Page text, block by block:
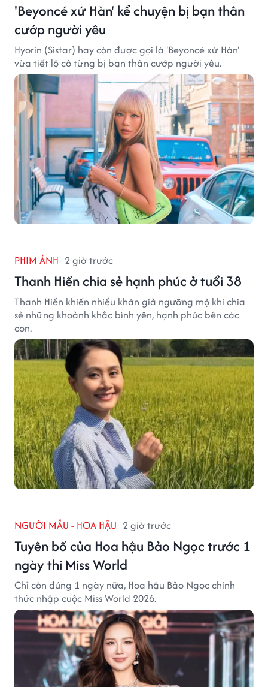
'Beyoncé xứ Hàn' kể chuyện bị bạn thân
cướp người yêu
Hyorin (Sistar) hay còn được gọi là 'Beyoncé xứ Hàn'
vừa tiết lộ cô từng bị bạn thân cướp người yêu.
PHIM ẢNH 2 giờ trước
Thanh Hiền chia sẻ hạnh phúc ở tuổi 38
Thanh Hiền khiến nhiều khán giả ngưỡng mộ khi chia
sẻ những khoảnh khắc bình yên, hạnh phúc bên các
con.
NGƯỜI MẪU - HOA HẬU 2 giờ trước
Tuyên bố của Hoa hậu Bảo Ngọc trước 1
ngày thi Miss World
Chỉ còn đúng 1 ngày nữa, Hoa hậu Bảo Ngọc chính
thức nhập cuộc Miss World 2026.